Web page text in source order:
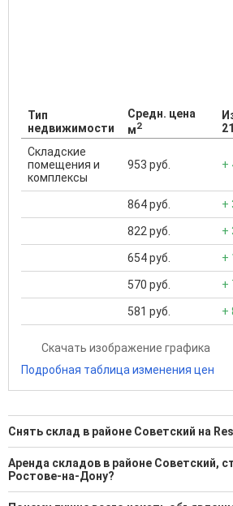
Тип
недвижимости
Средн. цена
м2
Складские
помещения и
комплексы
953 руб. +
864 руб. +
822 руб. +
654 руб. +
570 руб. +
581 руб. +
Скачать изображение графика
Подробная таблица изменения цен
Снять склад в районе Советский на
Поможем Снять склад в районе
5 актуальных и проверенных
Аренда складов в районе Советский,
Ростове-на-Дону?
Минимальная цена: 125 000 Р.